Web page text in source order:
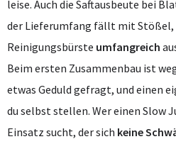
leise. Auch die Saftausbeute bei
der Lieferumfang fällt mit Stößel,
Reinigungsbürste umfangreich
Beim ersten Zusammenbau ist
etwas Geduld gefragt, und einen
du selbst stellen. Wer einen Slow
Einsatz sucht, der sich keine